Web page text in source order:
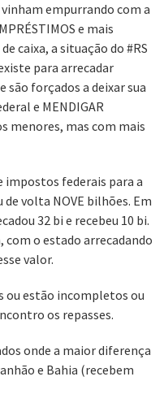
vinham empurrando com a
e mais
caixa, a situação do #RS
para arrecadar
são forçados a deixar sua
e MENDIGAR
menores, mas com mais
impostos federais para a
de volta NOVE bilhões. Em
32 bi e recebeu 10 bi.
com o estado arrecadando
valor.
ou estão incompletos ou
os repasses.
onde a maior diferença
e Bahia (recebem